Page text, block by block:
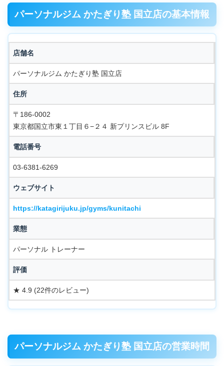
パーソナルジム かたぎり塾 国立店の基本情報
店舗名
パーソナルジム かたぎり塾 国立店
住所
〒186-0002
東京都国立市東１丁目６−２４ 新プリンスビル 8F
電話番号
03-6381-6269
ウェブサイト
https://katagirijuku.jp/gyms/kunitachi
業態
パーソナル トレーナー
評価
★ 4.9 (22件のレビュー)
パーソナルジム かたぎり塾 国立店の営業時間